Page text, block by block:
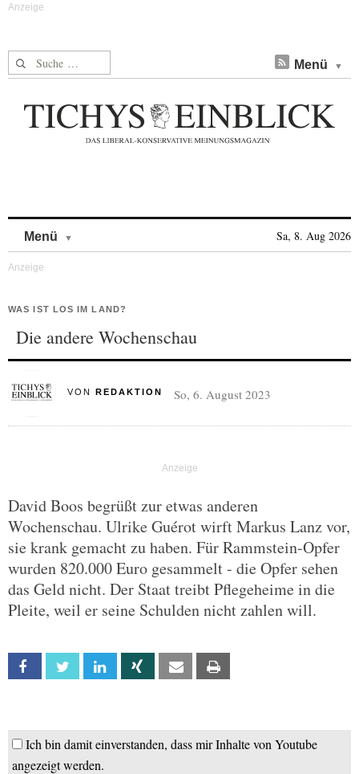
Suche nach: Menü
Menü Sa, 8. Aug 2026
WAS IST LOS IM LAND?
Die andere Wochenschau
VON REDAKTION So, 6. August 2023
David Boos begrüßt zur etwas anderen
Wochenschau. Ulrike Guérot wirft Markus Lanz vor,
sie krank gemacht zu haben. Für Rammstein-Opfer
wurden 820.000 Euro gesammelt - die Opfer sehen
das Geld nicht. Der Staat treibt Pflegeheime in die
Pleite, weil er seine Schulden nicht zahlen will.
Facebook Twitter Linkedin Xing Email
Ich bin damit einverstanden, dass mir Inhalte von Youtube
angezeigt werden.